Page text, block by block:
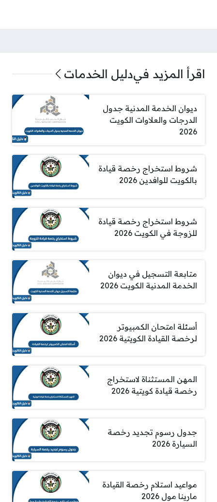
اقرأ المزيد فيدليل الخدمات
ديوان الخدمة المدنية جدول
الدرجات والعلاوات الكويت
2026
شروط استخراج رخصة قيادة
بالكويت للوافدين 2026
شروط استخراج رخصة قيادة
للزوجة في الكويت 2026
متابعة التسجيل في ديوان
الخدمة المدنية الكويت 2026
أسئلة امتحان الكمبيوتر
لرخصة القيادة الكويتية 2026
المهن المستثناة لاستخراج
رخصة قيادة كويتية 2026
جدول رسوم تجديد رخصة
السيارة 2026
مواعيد استلام رخصة القيادة
مارينا مول 2026